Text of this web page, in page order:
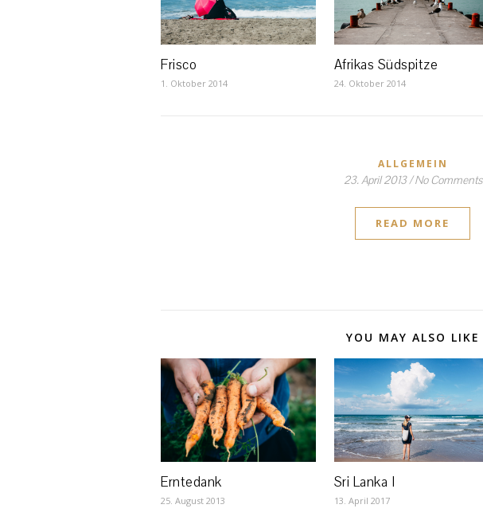
Frisco
1. Oktober 2014
Afrikas Südspitze
24. Oktober 2014
ALLGEMEIN
23. April 2013/No Comments
READ MORE
YOU MAY ALSO LIKE
Erntedank
25. August 2013
Sri Lanka I
13. April 2017